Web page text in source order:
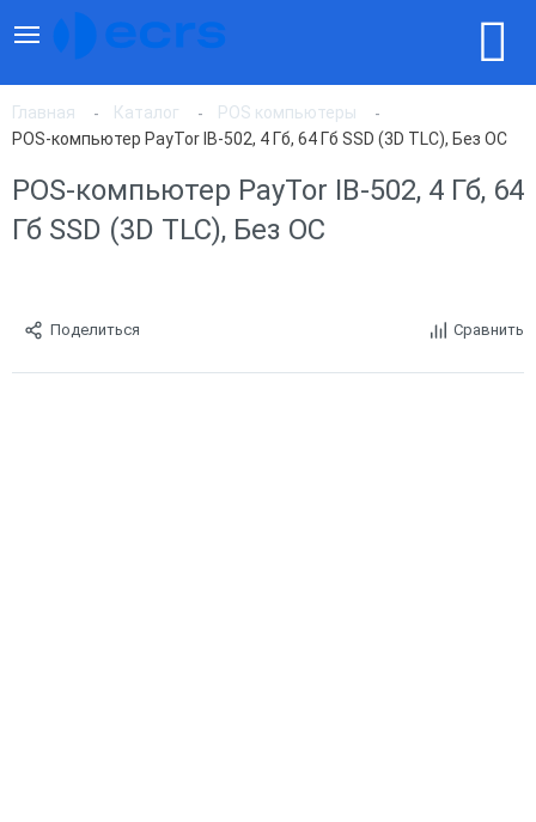
Главная Каталог
POS компьютеры
POS-компьютер PayTor IB-502, 4 Гб, 64 Гб SSD (3D TLC), Без ОС
POS-компьютер PayTor IB-502, 4 Гб, 64
Гб SSD (3D TLC), Без ОС
Поделиться Сравнить